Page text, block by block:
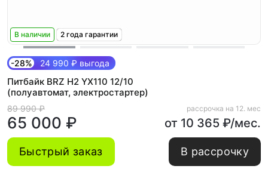
В наличии 2 года гарантии
-28% 24 990 ₽ выгода
Питбайк BRZ H2 YX110 12/10
(полуавтомат, электростартер)
89 990 ₽
65 000 ₽
рассрочка на 12. мес
от 10 365 ₽/мес.
Быстрый заказ В рассрочку